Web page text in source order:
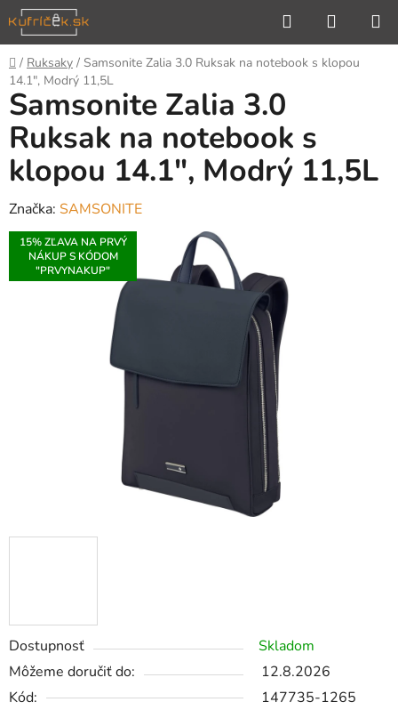
Prejsť
na
obsah
Hľadať
KOŠÍK
Domov
/ Ruksaky / Samsonite Zalia 3.0 Ruksak na notebook s klopou
14.1", Modrý 11,5L
Dostupnosť
Skladom
Môžeme doručiť do:
12.8.2026
Kód:
147735-1265
Samsonite Zalia 3.0
Ruksak na notebook s
klopou 14.1", Modrý 11,5L
Značka: SAMSONITE
15% ZĽAVA NA PRVÝ
NÁKUP S KÓDOM
"PRVYNAKUP"